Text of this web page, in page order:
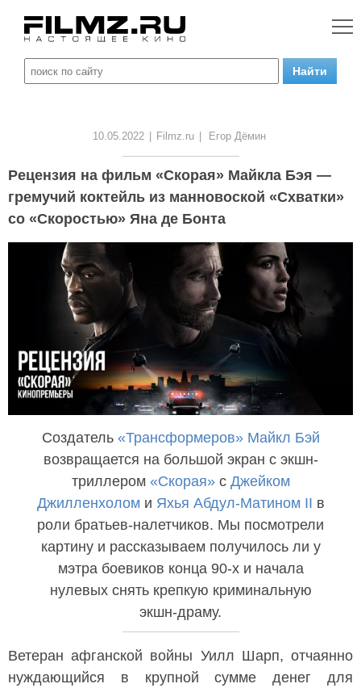
10.05.2022 Filmz.ru Егор Дёмин
Рецензия на фильм «Скорая» Майкла Бэя —
гремучий коктейль из манновоской «Схватки»
со «Скоростью» Яна де Бонта
Создатель «Трансформеров» Майкл Бэй
возвращается на большой экран с экшн-
триллером «Скорая»с Джейком
Джилленхоломи Яхья Абдул-Матином II в
роли братьев-налетчиков. Мы посмотрели
картину и рассказываем получилось ли у
мэтра боевиков конца 90-х и начала
нулевых снять крепкую криминальную
экшн-драму.
Ветеран афганской войны Уилл Шарп, отчаянно
нуждающийся в крупной сумме денег для